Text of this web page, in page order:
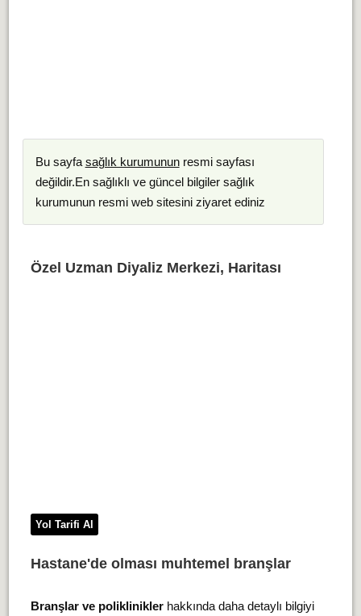
Bu sayfa sağlık kurumununresmi sayfası
değildir.En sağlıklı ve güncel bilgiler sağlık
kurumunun resmi web sitesini ziyaret ediniz
Özel Uzman Diyaliz Merkezi, Haritası
Yol Tarifi Al
Hastane'de olması muhtemel branşlar
Branşlar ve polikliniklerhakkında daha detaylı bilgiyi